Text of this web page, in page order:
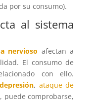
por su consumo).
al sistema
nervioso afectan a
El consumo de
con ello.
depresión, ataque de
comprobarse,